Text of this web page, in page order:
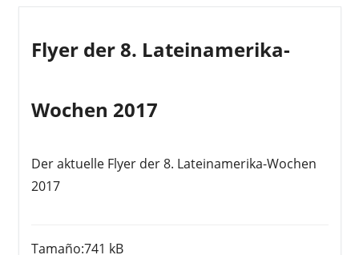
Flyer der 8. Lateinamerika-
Wochen 2017
Der aktuelle Flyer der 8. Lateinamerika-Wochen
2017
Tamaño:741 kB